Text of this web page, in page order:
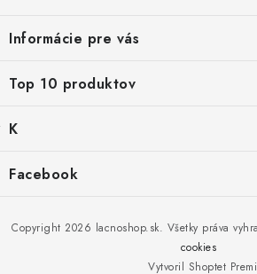
p
ä
i
Informácie pre vás
Kontakty, O nás
Dopravné a Platby
Top 10 produktov
€0,39
€2,29
Čierna bavlnená polokošeľa klasická
K
e
r
Bez zásoby, k vyřazení (vč.
Facebook
Vytvoril Shoptet
Copyright 2026 lacnoshop.sk. Všetky práva
cookies